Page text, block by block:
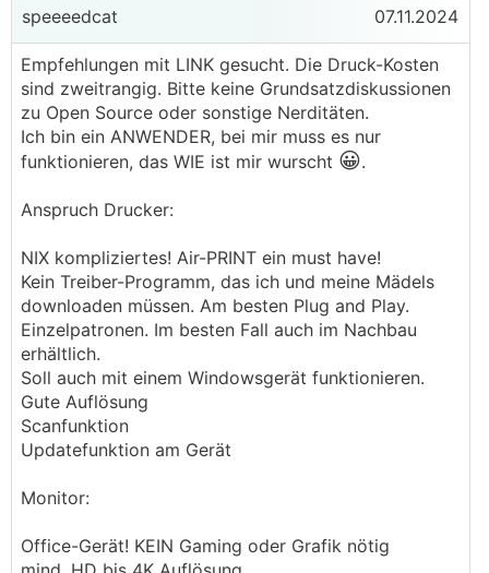
speeeedcat 07.11.2024
Empfehlungen mit LINK gesucht. Die Druck-Kosten
sind zweitrangig. Bitte keine Grundsatzdiskussionen
zu Open Source oder sonstige Nerditäten.
Ich bin ein ANWENDER, bei mir muss es nur
funktionieren, das WIE ist mir wurscht 😀.
Anspruch Drucker:
NIX kompliziertes! Air-PRINT ein must have!
Kein Treiber-Programm, das ich und meine Mädels
downloaden müssen. Am besten Plug and Play.
Einzelpatronen. Im besten Fall auch im Nachbau
erhältlich.
Soll auch mit einem Windowsgerät funktionieren.
Gute Auflösung
Scanfunktion
Updatefunktion am Gerät
Monitor:
Office-Gerät! KEIN Gaming oder Grafik nötig